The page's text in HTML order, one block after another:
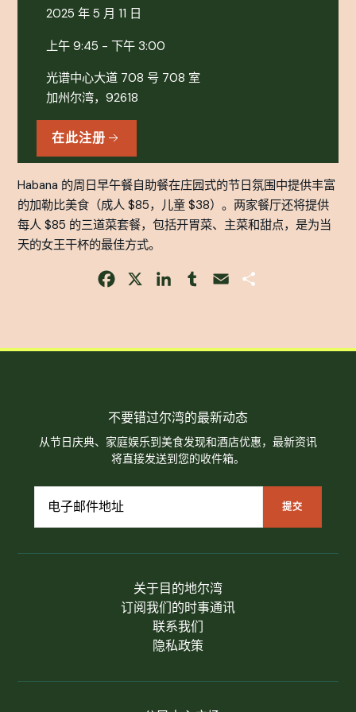
2025 年 5 月 11 日
上午 9:45 - 下午 3:00
光谱中心大道 708 号 708 室
加州尔湾，92618
在此注册
Habana 的周日早午餐自助餐在庄园式的节日氛围中提供丰富
的加勒比美食（成人 $85，儿童 $38）。两家餐厅还将提供
每人 $85 的三道菜套餐，包括开胃菜、主菜和甜点，是为当
天的女王干杯的最佳方式。
Facebook LinkedInTumblrEmail
关于目的地尔湾
订阅我们的时事通讯
联系我们
隐私政策
不要错过尔湾的最新动态
从节日庆典、家庭娱乐到美食发现和酒店优惠，最新资讯
将直接发送到您的收件箱。